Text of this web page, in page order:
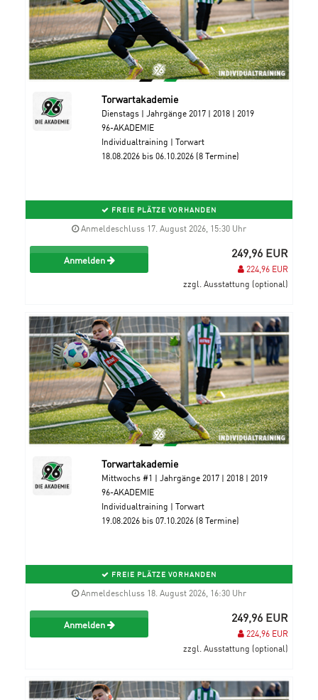
Torwartakademie
Dienstags | Jahrgänge 2017 | 2018 | 2019
96-AKADEMIE
Individualtraining | Torwart
18.08.2026 bis 06.10.2026 (8 Termine)
FREIE PLÄTZE VORHANDEN
Anmeldeschluss 17. August 2026, 15:30 Uhr
Anmelden 249,96 EUR
224,96 EUR
zzgl. Ausstattung (optional)
Torwartakademie
Mittwochs #1 | Jahrgänge 2017 | 2018 | 2019
96-AKADEMIE
Individualtraining | Torwart
19.08.2026 bis 07.10.2026 (8 Termine)
FREIE PLÄTZE VORHANDEN
Anmeldeschluss 18. August 2026, 16:30 Uhr
Anmelden 249,96 EUR
224,96 EUR
zzgl. Ausstattung (optional)